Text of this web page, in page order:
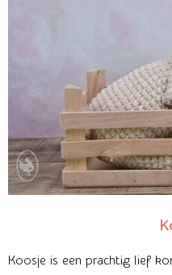
Koosje is een prachtig lief